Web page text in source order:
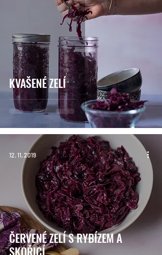
KVAŠENÉ ZELÍ
ČERVENÉ ZELÍ S RYBÍZEM A
SKOŘICÍ
12. 11. 2019